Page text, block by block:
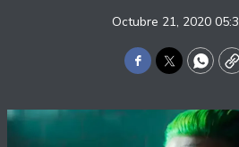
Octubre 21, 2020
Facebook
Twitter